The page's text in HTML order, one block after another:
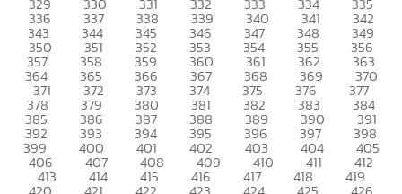
329 330 331 332 333 334 335
336 337 338 339 340 341 342
343 344 345 346 347 348 349
350 351 352 353 354 355 356
357 358 359 360 361 362 363
364 365 366 367 368 369 370
371 372 373 374 375 376 377
378 379 380 381 382 383 384
385 386 387 388 389 390 391
392 393 394 395 396 397 398
399 400 401 402 403 404 405
406 407 408 409 410 411 412
413 414 415 416 417 418 419